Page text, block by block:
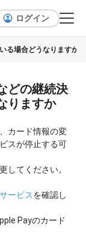
ログイン
る場合どうなりますか
どの継続決
りますか
カード情報の変
スが停止する可
してください。
ービスを確認し
Payのカード